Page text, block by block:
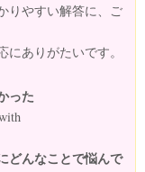
りやすい解答に、ご
ありがたいです。
った
どんなことで悩んで